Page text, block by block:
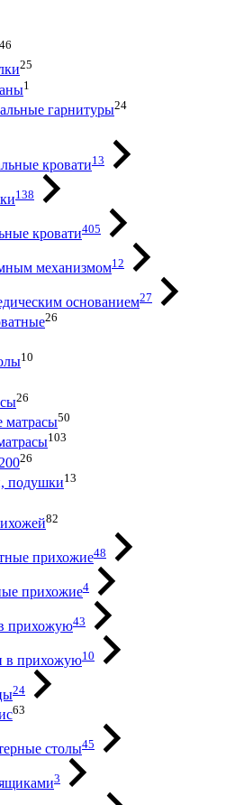
46
25
1
гарнитуры24
кровати13
138
кровати405
механизмом12
основанием27
26
10
26
матрасы50
103
26
подушки13
82
прихожие48
прихожие4
прихожую43
в прихожую10
24
63
столы45
3